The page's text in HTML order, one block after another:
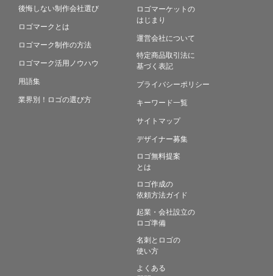
後悔しない制作会社選び
ロゴマークとは
ロゴマーク制作の方法
ロゴマーク活用ノウハウ
用語集
業界別！ロゴの選び方
ロゴマーケットの
はじまり
運営会社について
特定商品取引法に
基づく表記
プライバシーポリシー
キーワード一覧
サイトマップ
デザイナー募集
ロゴ無料提案
とは
ロゴ作成の
依頼方法ガイド
起業・会社設立の
ロゴ準備
名刺とロゴの
使い方
よくある